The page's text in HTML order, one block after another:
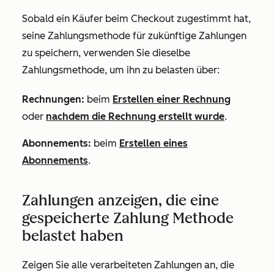
Sobald ein Käufer beim Checkout zugestimmt hat,
seine Zahlungsmethode für zukünftige Zahlungen
zu speichern, verwenden Sie dieselbe
Zahlungsmethode, um ihn zu belasten über:
Rechnungen: beim Erstellen einer Rechnung
oder nachdem die Rechnung erstellt wurde.
Abonnements: beim Erstellen eines
Abonnements.
Zahlungen anzeigen, die eine
gespeicherte Zahlung Methode
belastet haben
Zeigen Sie alle verarbeiteten Zahlungen an, die